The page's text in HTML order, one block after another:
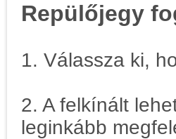
Repülőjegy
1. Válassza ki,
2. A felkínált
leginkább